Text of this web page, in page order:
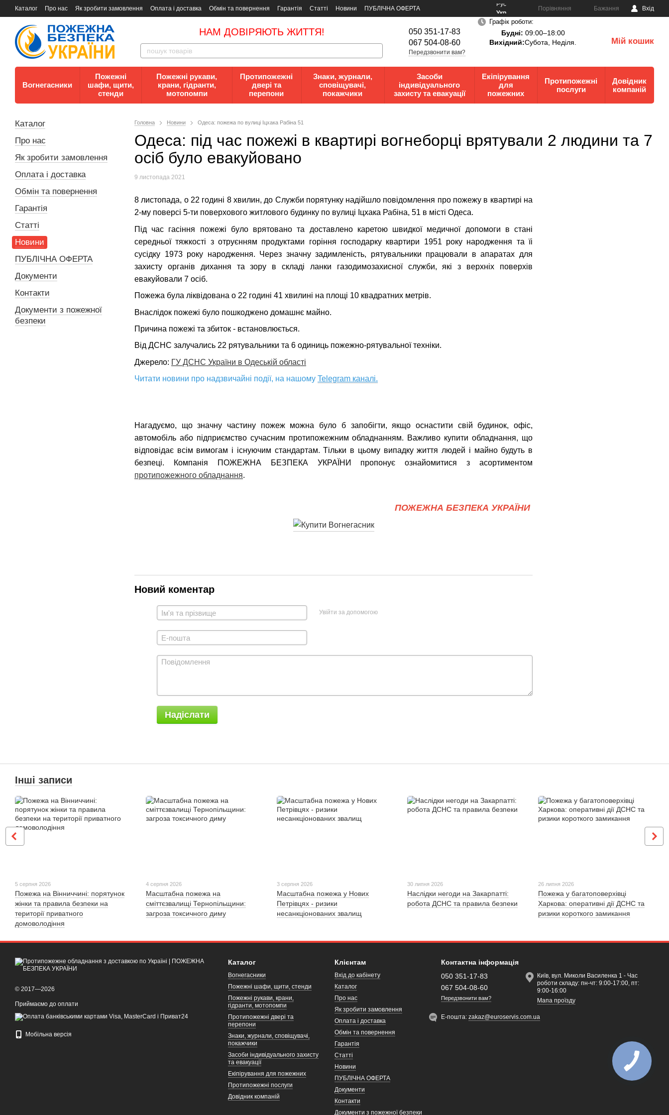
Каталог Про нас Як зробити замовлення Оплата і доставка Обмін та повернення Гарантія Статті Новини
ПУБЛІЧНА ОФЕРТА
Документи
Контакти Документи з пожежної безпеки
Рус
Укр
Порівняння Бажання Вхід
НАМ ДОВІРЯЮТЬ ЖИТТЯ!
050 351-17-83
067 504-08-60
Передзвонити вам?
Графік роботи:
Будні: 09:00–18:00
Вихідний:Субота, Неділя. Мій кошик
Вогнегасники
Пожежні
шафи, щити,
стенди
Пожежні рукави,
крани, гідранти,
мотопомпи
Протипожежні
двері та
перепони
Знаки, журнали,
сповіщувачі,
покажчики
Засоби
індивідуального
захисту та евакуації
Екіпірування
для
пожежних
Протипожежні
послуги
Довідник
компаній
Головна Новини Одеса: пожежа по вулиці Іцхака Рабіна 51
Одеса: під час пожежі в квартирі вогнеборці врятували 2 людини та 7
осіб було евакуйовано
9 листопада 2021
8 листопада, о 22 годині 8 хвилин, до Служби порятунку надійшло повідомлення про пожежу в квартирі на
2-му поверсі 5-ти поверхового житлового будинку по вулиці Іцхака Рабіна, 51 в місті Одеса.
Під час гасіння пожежі було врятовано та доставлено каретою швидкої медичної допомоги в стані
середньої тяжкості з отруєнням продуктами горіння господарку квартири 1951 року народження та їі
сусідку 1973 року народження. Через значну задимленість, рятувальники працювали в апаратах для
захисту органів дихання та зору в складі ланки газодимозахисної служби, які з верхніх поверхів
евакуйовали 7 осіб.
Пожежа була ліквідована о 22 годині 41 хвилині на площі 10 квадратних метрів.
Внаслідок пожежі було пошкоджено домашнє майно.
Причина пожежі та збиток - встановлюється.
Від ДСНС залучались 22 рятувальники та 6 одиниць пожежно-рятувальної техніки.
Джерело: ГУ ДСНС України в Одеській області
Читати новини про надзвичайні події, на нашому Telegram каналі.
Нагадуємо, що значну частину пожеж можна було б запобігти, якщо оснастити свій будинок, офіс,
автомобіль або підприємство сучасним протипожежним обладнанням. Важливо купити обладнання, що
відповідає всім вимогам і існуючим стандартам. Тільки в цьому випадку життя людей і майно будуть в
безпеці. Компанія ПОЖЕЖНА БЕЗПЕКА УКРАЇНИ пропонує ознайомитися з асортиментом
протипожежного обладнання.
ПОЖЕЖНА БЕЗПЕКА УКРАЇНИ
Новий коментар
Увійти за допомогою
Надіслати
Каталог
Про нас
Як зробити замовлення
Оплата і доставка
Обмін та повернення
Гарантія
Статті
Новини
ПУБЛІЧНА ОФЕРТА
Документи
Контакти
Документи з пожежної
безпеки
Інші записи
5 серпня 2026
Пожежа на Вінниччині: порятунок
жінки та правила безпеки на
території приватного
домоволодіння
4 серпня 2026
Масштабна пожежа на
сміттєзвалищі Тернопільщини:
загроза токсичного диму
3 серпня 2026
Масштабна пожежа у Нових
Петрівцях - ризики
несанкціонованих звалищ
30 липня 2026
Наслідки негоди на Закарпатті:
робота ДСНС та правила безпеки
26 липня 2026
Пожежа у багатоповерхівці
Харкова: оперативні дії ДСНС та
ризики короткого замикання
© 2017—2026
Приймаємо до оплати
Мобільна версія
Каталог
Вогнегасники
Пожежні шафи, щити, стенди
Пожежні рукави, крани,
гідранти, мотопомпи
Протипожежні двері та
перепони
Знаки, журнали, сповіщувачі,
покажчики
Засоби індивідуального захисту
та евакуації
Екіпірування для пожежних
Протипожежні послуги
Довідник компаній
Клієнтам
Вхід до кабінету
Каталог
Про нас
Як зробити замовлення
Оплата і доставка
Обмін та повернення
Гарантія
Статті
Новини
ПУБЛІЧНА ОФЕРТА
Документи
Контакти
Документи з пожежної безпеки
Контактна інформація
050 351-17-83
067 504-08-60
Передзвонити вам?
Київ, вул. Миколи Василенка 1 - Час
роботи складу: пн-чт: 9:00-17:00, пт:
9:00-16:00
Мапа проїзду
Е-пошта:zakaz@euroservis.com.ua